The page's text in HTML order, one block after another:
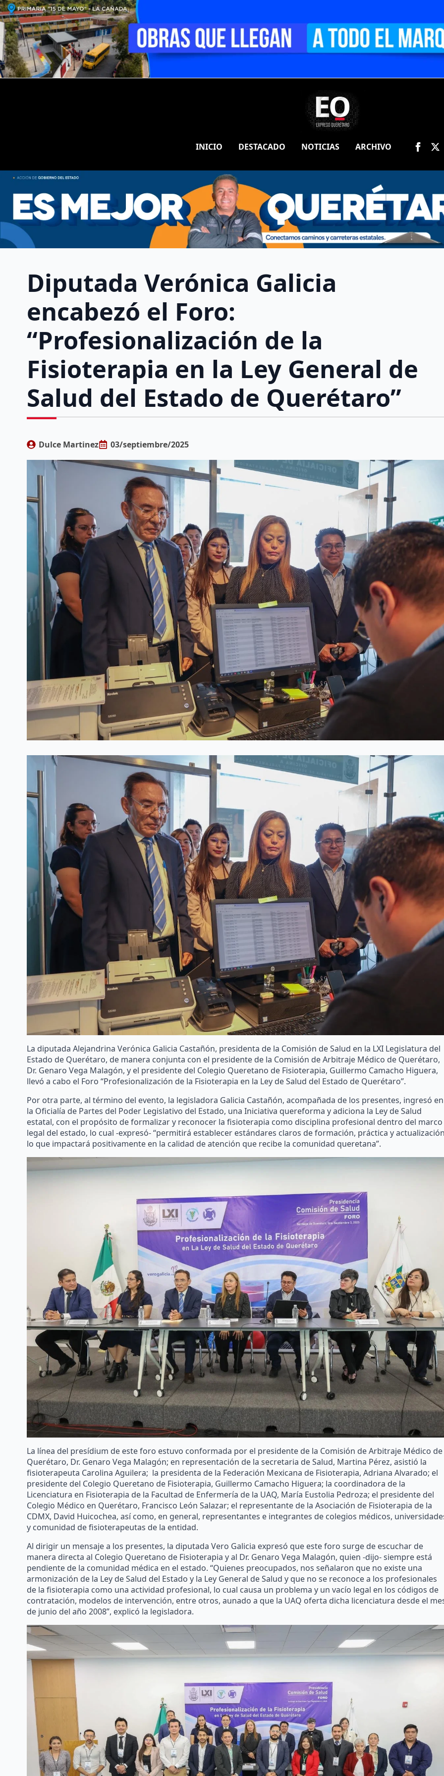
INICIO DESTACADO NOTICIAS ARCHIVO
Diputada Verónica Galicia
encabezó el Foro:
“Profesionalización de la
Fisioterapia en la Ley General de
Salud del Estado de Querétaro”
Dulce Martinez 03/septiembre/2025
La diputada Alejandrina Verónica Galicia Castañón, presidenta de la Comisión de Salud en la LXI Legislatura del
Estado de Querétaro, de manera conjunta con el presidente de la Comisión de Arbitraje Médico de Querétaro,
Dr. Genaro Vega Malagón, y el presidente del Colegio Queretano de Fisioterapia, Guillermo Camacho Higuera,
llevó a cabo el Foro “Profesionalización de la Fisioterapia en la Ley de Salud del Estado de Querétaro”.
Por otra parte, al término del evento, la legisladora Galicia Castañón, acompañada de los presentes, ingresó en
la Oficialía de Partes del Poder Legislativo del Estado, una Iniciativa quereforma y adiciona la Ley de Salud
estatal, con el propósito de formalizar y reconocer la fisioterapia como disciplina profesional dentro del marco
legal del estado, lo cual -expresó- “permitirá establecer estándares claros de formación, práctica y
lo que impactará positivamente en la calidad de atención que recibe la comunidad queretana”.
La línea del presídium de este foro estuvo conformada por el presidente de la Comisión de Arbitraje Médico de
Querétaro, Dr. Genaro Vega Malagón; en representación de la secretaria de Salud, Martina Pérez, asistió la
fisioterapeuta Carolina Aguilera; la presidenta de la Federación Mexicana de Fisioterapia, Adriana Alvarado; el
presidente del Colegio Queretano de Fisioterapia, Guillermo Camacho Higuera; la coordinadora de la
Licenciatura en Fisioterapia de la Facultad de Enfermería de la UAQ, María Eustolia Pedroza; el presidente del
Colegio Médico en Querétaro, Francisco León Salazar; el representante de la Asociación de Fisioterapia de la
CDMX, David Huicochea, así como, en general, representantes e integrantes de colegios médicos,
y comunidad de fisioterapeutas de la entidad.
Al dirigir un mensaje a los presentes, la diputada Vero Galicia expresó que este foro surge de escuchar de
manera directa al Colegio Queretano de Fisioterapia y al Dr. Genaro Vega Malagón, quien -dijo- siempre está
pendiente de la comunidad médica en el estado. “Quienes preocupados, nos señalaron que no existe una
armonización de la Ley de Salud del Estado y la Ley General de Salud y que no se reconoce a los profesionales
de la fisioterapia como una actividad profesional, lo cual causa un problema y un vacío legal en los códigos de
contratación, modelos de intervención, entre otros, aunado a que la UAQ oferta dicha licenciatura desde el
de junio del año 2008”, explicó la legisladora.